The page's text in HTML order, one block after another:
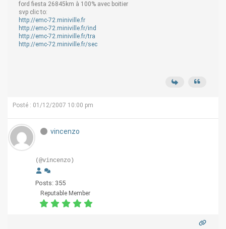
ford fiesta 26845km à 100% avec boitier
svp clic to:
http://emc-72.miniville.fr
http://emc-72.miniville.fr/ind
http://emc-72.miniville.fr/tra
http://emc-72.miniville.fr/sec
Posté : 01/12/2007 10:00 pm
vincenzo
(@vincenzo)
Posts: 355
Reputable Member